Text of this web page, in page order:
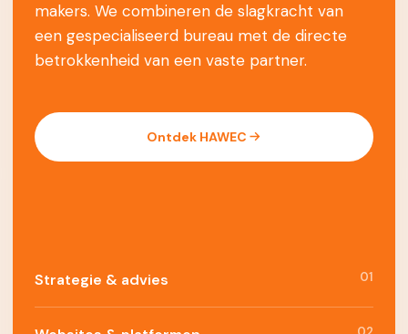
makers. We combineren de slagkracht van
een gespecialiseerd bureau met de directe
betrokkenheid van een vaste partner.
Ontdek HAWEC
Strategie & advies 01